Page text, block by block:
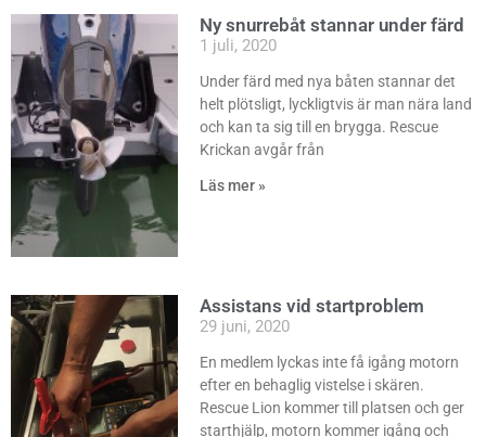
Ny snurrebåt stannar under färd
1 juli, 2020
Under färd med nya båten stannar det
helt plötsligt, lyckligtvis är man nära land
och kan ta sig till en brygga. Rescue
Krickan avgår från
Läs mer »
Assistans vid startproblem
29 juni, 2020
En medlem lyckas inte få igång motorn
efter en behaglig vistelse i skären.
Rescue Lion kommer till platsen och ger
starthjälp, motorn kommer igång och